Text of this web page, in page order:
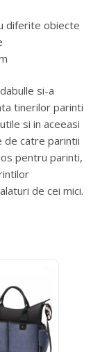
diferite obiecte
si-a
tinerilor parinti
si in aceeasi
de catre parintii
pentru parinti,
de cei mici.